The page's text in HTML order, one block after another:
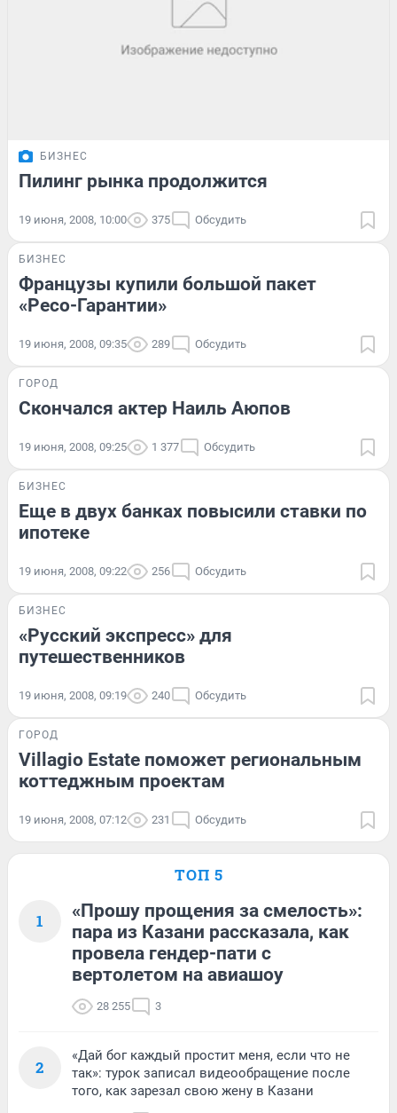
БИЗНЕС
Пилинг рынка продолжится
19 июня, 2008, 10:00 375 Обсудить
БИЗНЕС
Французы купили большой пакет
«Ресо-Гарантии»
19 июня, 2008, 09:35 289 Обсудить
ГОРОД
Скончался актер Наиль Аюпов
19 июня, 2008, 09:25 1 377 Обсудить
БИЗНЕС
Еще в двух банках повысили ставки по
ипотеке
19 июня, 2008, 09:22 256 Обсудить
БИЗНЕС
«Русский экспресс» для
путешественников
19 июня, 2008, 09:19 240 Обсудить
ГОРОД
Villagio Estate поможет региональным
коттеджным проектам
19 июня, 2008, 07:12 231 Обсудить
ТОП 5
1
«Прошу прощения за смелость»:
пара из Казани рассказала, как
провела гендер-пати с
вертолетом на авиашоу
28 255 3
2
«Дай бог каждый простит меня, если что не
так»: турок записал видеообращение после
того, как зарезал свою жену в Казани